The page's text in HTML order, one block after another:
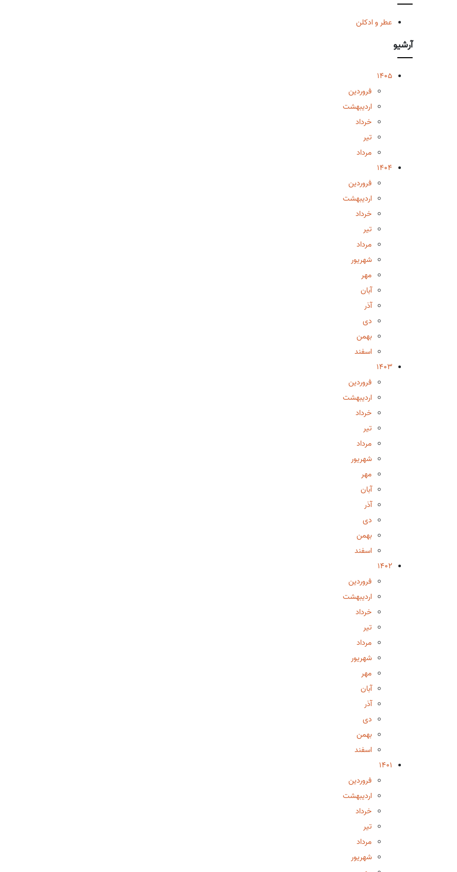
عطر و ادکلن
آرشیو
1405
فروردین
اردیبهشت
خرداد
تیر
مرداد
1404
فروردین
اردیبهشت
خرداد
تیر
مرداد
شهریور
مهر
آبان
آذر
دی
بهمن
اسفند
1403
فروردین
اردیبهشت
خرداد
تیر
مرداد
شهریور
مهر
آبان
آذر
دی
بهمن
اسفند
1402
فروردین
اردیبهشت
خرداد
تیر
مرداد
شهریور
مهر
آبان
آذر
دی
بهمن
اسفند
1401
فروردین
اردیبهشت
خرداد
تیر
مرداد
شهریور